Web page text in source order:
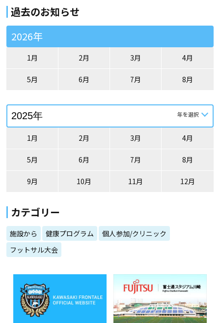
過去のお知らせ
2026年
1月 2月 3月 4月
5月 6月 7月 8月
1月 2月 3月 4月
5月 6月 7月 8月
9月 10月 11月 12月
カテゴリー
施設から 健康プログラム
個人参加/クリニック
フットサル大会